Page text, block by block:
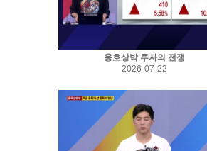
용호상박 투자의 전쟁
2026-07-22